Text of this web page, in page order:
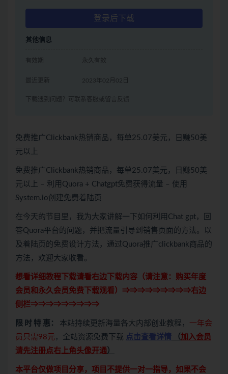
登录后下载
其他信息
有效期 永久有效
最近更新 2023年02月02日
下载遇到问题？可联系客服或留言反馈
免费推广Clickbank热销商品，每单25.07美元，日赚50美
元以上
免费推广Clickbank热销商品，每单25.07美元，日赚50美
元以上 – 利用Quora + Chatgpt免费获得流量 – 使用
System.io创建免费着陆页
在今天的节目里，我为大家讲解一下如何利用Chat gpt，回
答Quora平台的问题，并把流量引导到销售页面的方法。以
及着陆页的免费设计方法，通过Quora推广clickbank商品的
方法，欢迎大家收看。
想看详细教程下载请看右边下载内容（请注意： 购买年度
会员和永久会员免费下载观看）⇒⇒⇒⇒⇒⇒⇒⇒⇒右边
侧栏⇒⇒⇒⇒⇒⇒⇒⇒⇒
限 时 特 惠： 本站持续更新海量各大内部创业教程， 一年会
员只需98元 ，全站资源免费下载 点击查看详情 （加入会员
请先注册点右上角头像开通）
本平台仅做项目分享，项目不提供一对一指导，如果不会